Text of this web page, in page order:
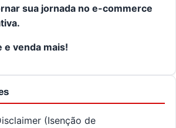
sua jornada no e-commerce
e venda mais!
(Isenção de